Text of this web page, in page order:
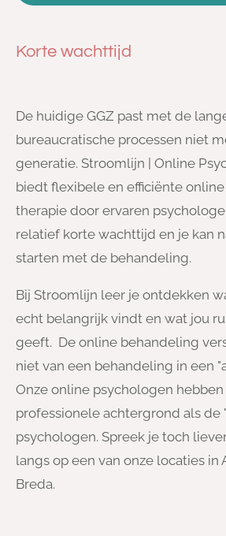
Korte wachttijd
De huidige GGZ past met de
bureaucratische processen niet
generatie. Stroomlijn | Online
biedt flexibele en efficiënte
therapie door ervaren
relatief korte wachttijd en je kan
starten met de behandeling.
Bij Stroomlijn leer je ontdekken
echt belangrijk vindt en wat jou
geeft. De online behandeling
niet van een behandeling in een
Onze online psychologen
professionele achtergrond als de
psychologen. Spreek je toch
langs op een van onze locaties in
Breda.